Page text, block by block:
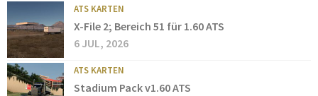
ATS KARTEN
X-File 2; Bereich 51 für 1.60 ATS
6 JUL, 2026
ATS KARTEN
Stadium Pack v1.60 ATS